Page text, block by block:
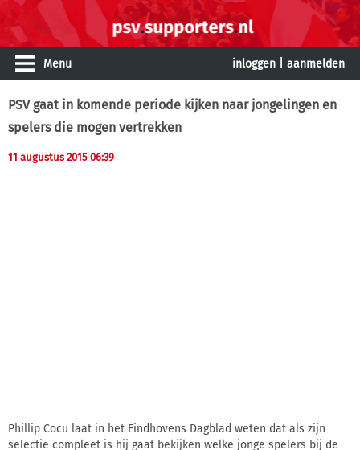
Menu inloggen aanmelden
PSV gaat in komende periode kijken naar jongelingen en
spelers die mogen vertrekken
11 augustus 2015 06:39
Phillip Cocu laat in het Eindhovens Dagblad weten dat als zijn
selectie compleet is hij gaat bekijken welke jonge spelers bij de